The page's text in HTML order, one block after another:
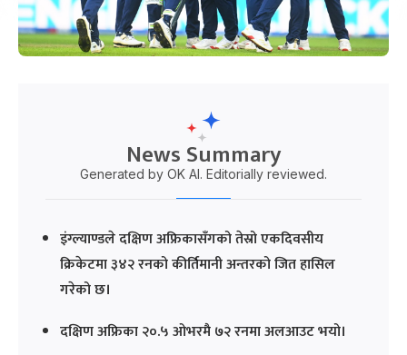
News Summary
Generated by OK AI. Editorially reviewed.
इंग्ल्याण्डले दक्षिण अफ्रिकासँगको तेस्रो एकदिवसीय
क्रिकेटमा ३४२ रनको कीर्तिमानी अन्तरको जित हासिल
गरेको छ।
दक्षिण अफ्रिका २०.५ ओभरमै ७२ रनमा अलआउट भयो।